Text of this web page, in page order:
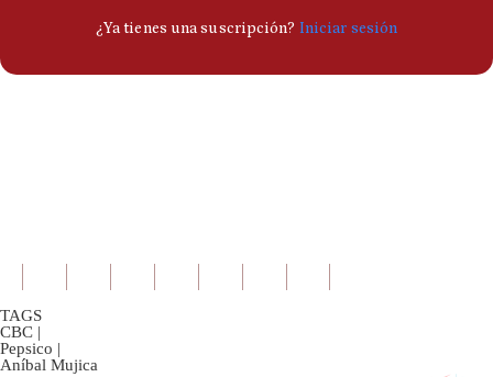
TAGS
CBC |
Pepsico |
Aníbal Mujica